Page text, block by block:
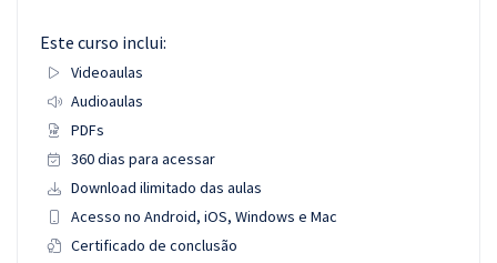
Este curso inclui:
Videoaulas
Audioaulas
PDFs
360 dias para acessar
Download ilimitado das aulas
Acesso no Android, iOS, Windows e Mac
Certificado de conclusão